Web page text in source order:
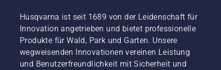
Husqvarna ist seit 1689 von der Leidenschaft für
Innovation angetrieben und bietet professionelle
Produkte für Wald, Park und Garten. Unsere
wegweisenden Innovationen vereinen Leistung
und Benutzerfreundlichkeit mit Sicherheit und